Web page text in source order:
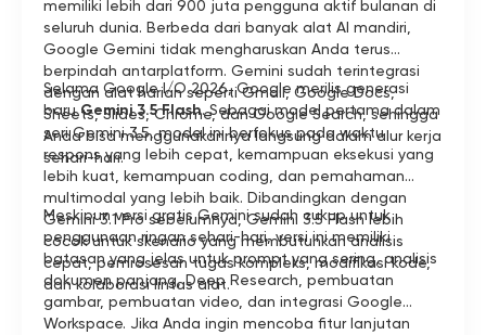
memiliki lebih dari 900 juta pengguna aktif bulanan di
seluruh dunia. Berbeda dari banyak alat AI mandiri,
Google Gemini tidak mengharuskan Anda terus
berpindah antarplatform. Gemini sudah terintegrasi
dengan alat harian seperti Gmail, Google Docs,
Sheets, Slides, Chrome, dan Google Search, sehingga
Anda bisa menggunakannya langsung dalam alur kerja
sehari-hari.
Selama Google I/O 2026, Google merilis generasi
baruGemini 3.5 Flash. Sebagai model pertama dalam
seri Gemini 3.5, model ini berfokus pada waktu
respons yang lebih cepat, kemampuan eksekusi yang
lebih kuat, kemampuan coding, dan pemahaman
multimodal yang lebih baik. Dibandingkan dengan
Gemini 3.1 Pro sebelumnya, Gemini 3.5 Flash lebih
cocok untuk skenario yang membutuhkan analisis
cepat, pemrosesan tugas kompleks, modifikasi kode,
dan kolaborasi lintas alat.
Meskipun versi gratis Gemini sudah cukup untuk
penggunaan ringan sehari-hari, versi ini memiliki
batasan yang jelas untuk prompt yang sering, analisis
dokumen panjang, Deep Research, pembuatan
gambar, pembuatan video, dan integrasi Google
Workspace. Jika Anda ingin mencoba fitur lanjutan